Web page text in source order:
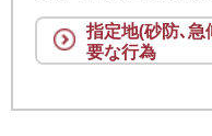
指定地(砂防､
要な行為